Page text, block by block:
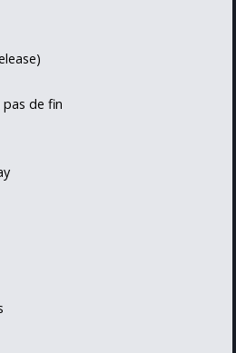
pas de fin